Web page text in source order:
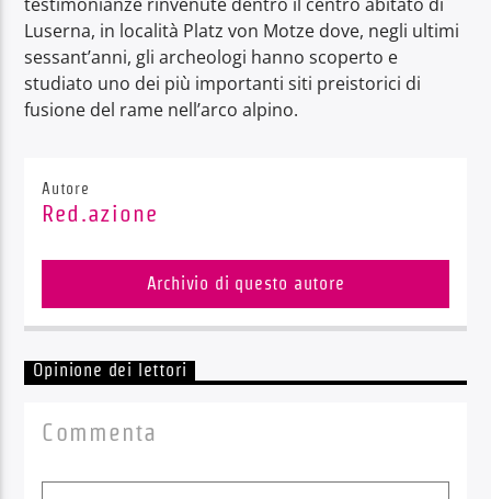
Luserna, in località Platz von Motze dove, negli ultimi
sessant’anni, gli archeologi hanno scoperto e
studiato uno dei più importanti siti preistorici di
fusione del rame nell’arco alpino.
Autore
Red.azione
Archivio di questo autore
Opinione dei lettori
Commenta